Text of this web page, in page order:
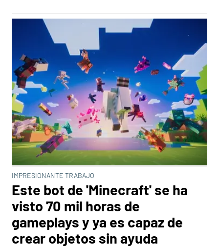
IMPRESIONANTE TRABAJO
Este bot de 'Minecraft' se ha
visto 70 mil horas de
gameplays y ya es capaz de
crear objetos sin ayuda